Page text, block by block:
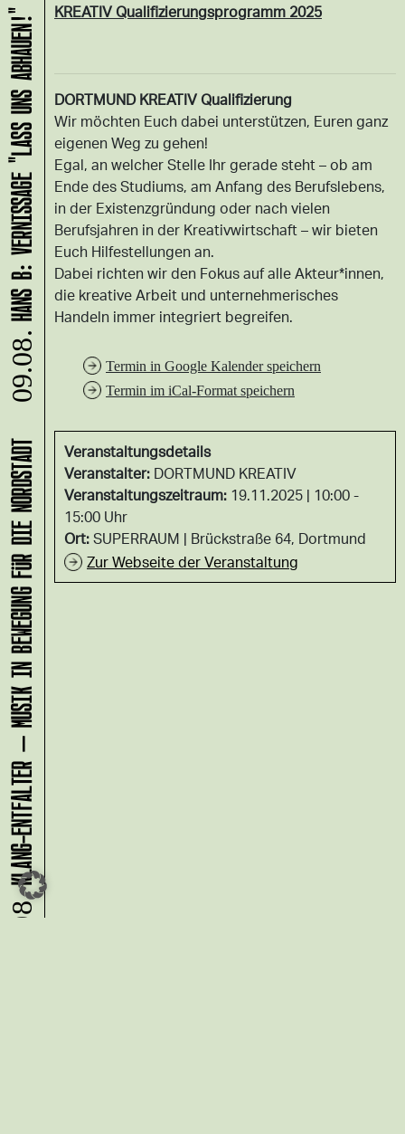
KREATIV Qualifizierungsprogramm 2025
DORTMUND KREATIV Qualifizierung
Wir möchten Euch dabei unterstützen, Euren ganz
eigenen Weg zu gehen!
Egal, an welcher Stelle Ihr gerade steht – ob am
Ende des Studiums, am Anfang des Berufslebens,
in der Existenzgründung oder nach vielen
Berufsjahren in der Kreativwirtschaft – wir bieten
Euch Hilfestellungen an.
Dabei richten wir den Fokus auf alle Akteur*innen,
die kreative Arbeit und unternehmerisches
Handeln immer integriert begreifen.
Termin in Google Kalender speichern
Termin im iCal-Format speichern
Veranstaltungsdetails
Veranstalter: DORTMUND KREATIV
Veranstaltungszeitraum: 19.11.2025 | 10:00 -
15:00 Uhr
Ort:SUPERRAUM
Brückstraße 64, Dortmund
Zur Webseite der Veranstaltung
08.08.
KLANG-ENTFALTER – MUSIK IN BEWEGUNG FÜR DIE NORDSTADT
09.08.
HANS B: VERNISSAGE "LASS UNS ABHAUEN!"